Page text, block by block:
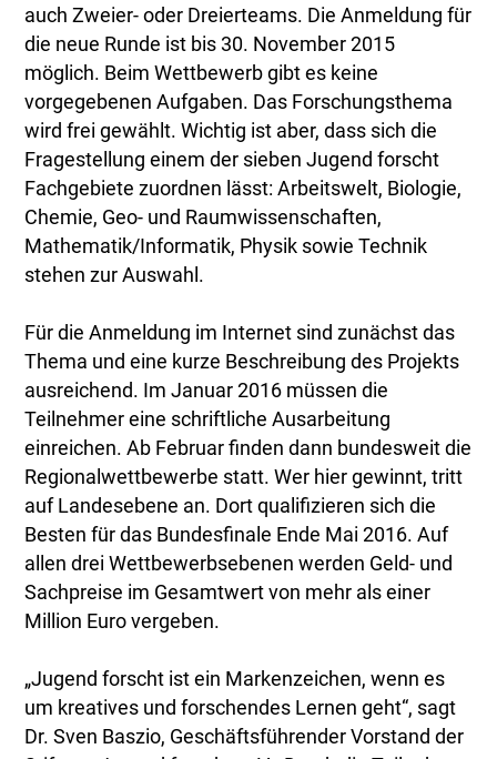
auch Zweier- oder Dreierteams. Die Anmeldung für
die neue Runde ist bis 30. November 2015
möglich. Beim Wettbewerb gibt es keine
vorgegebenen Aufgaben. Das Forschungsthema
wird frei gewählt. Wichtig ist aber, dass sich die
Fragestellung einem der sieben Jugend forscht
Fachgebiete zuordnen lässt: Arbeitswelt, Biologie,
Chemie, Geo- und Raumwissenschaften,
Mathematik/Informatik, Physik sowie Technik
stehen zur Auswahl.
Für die Anmeldung im Internet sind zunächst das
Thema und eine kurze Beschreibung des Projekts
ausreichend. Im Januar 2016 müssen die
Teilnehmer eine schriftliche Ausarbeitung
einreichen. Ab Februar finden dann bundesweit die
Regionalwettbewerbe statt. Wer hier gewinnt, tritt
auf Landesebene an. Dort qualifizieren sich die
Besten für das Bundesfinale Ende Mai 2016. Auf
allen drei Wettbewerbsebenen werden Geld- und
Sachpreise im Gesamtwert von mehr als einer
Million Euro vergeben.
„Jugend forscht ist ein Markenzeichen, wenn es
um kreatives und forschendes Lernen geht“, sagt
Dr. Sven Baszio, Geschäftsführender Vorstand der